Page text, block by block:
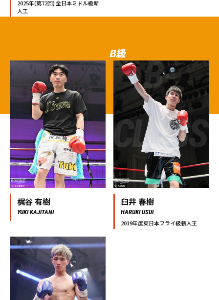
2025年(第72回) 全日本ミドル級新
人王
B級
B-
CLASS
梶谷 有樹
YUKI KAJITANI
臼井 春樹
HARUKI USUI
2019年度東日本フライ級新人王